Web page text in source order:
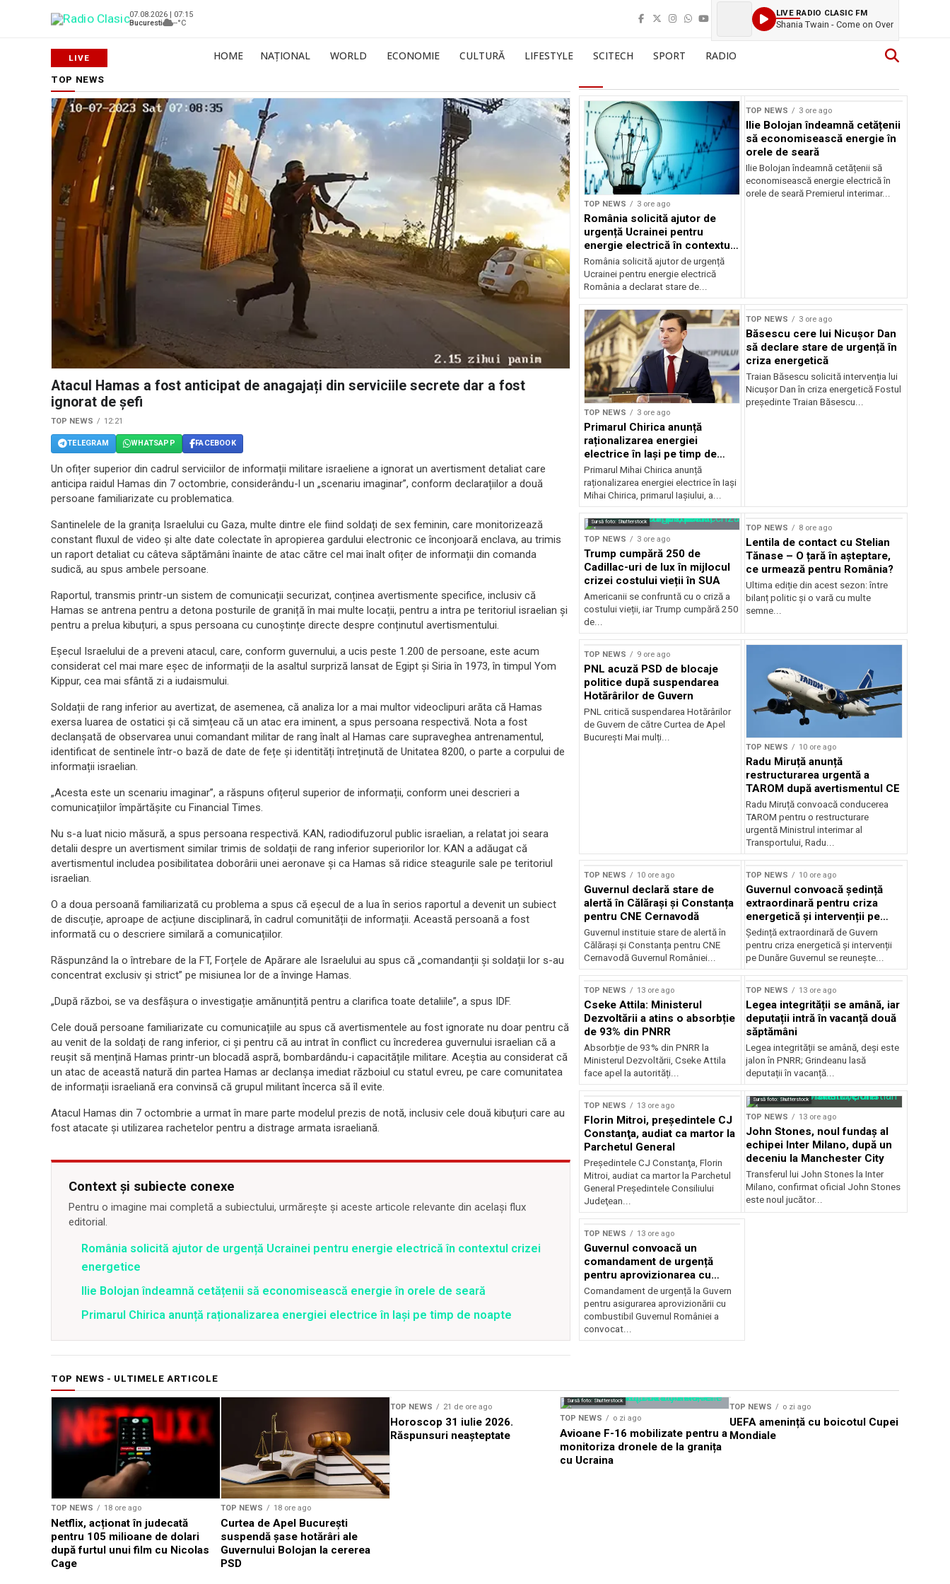
07.08.2026 | 07:15
Bucuresti
--°C
LIVE RADIO CLASIC FM
Shania Twain - Come on Over
HOME NAȚIONAL WORLD ECONOMIE CULTURĂ LIFESTYLE SCITECH SPORT RADIO
TOP NEWS
Atacul Hamas a fost anticipat de anagajați din serviciile secrete dar a fost
ignorat de șefi
TOP NEWS 12:21
TELEGRAM WHATSAPP FACEBOOK
Un ofițer superior din cadrul serviciilor de informații militare israeliene a ignorat un avertisment detaliat care
anticipa raidul Hamas din 7 octombrie, considerându-l un „scenariu imaginar”, conform declarațiilor a două
persoane familiarizate cu problematica.
Santinelele de la granița Israelului cu Gaza, multe dintre ele fiind soldați de sex feminin, care monitorizează
constant fluxul de video și alte date colectate în apropierea gardului electronic ce înconjoară enclava, au trimis
un raport detaliat cu câteva săptămâni înainte de atac către cel mai înalt ofițer de informații din comanda
sudică, au spus ambele persoane.
Raportul, transmis printr-un sistem de comunicații securizat, conținea avertismente specifice, inclusiv că
Hamas se antrena pentru a detona posturile de graniță în mai multe locații, pentru a intra pe teritoriul israelian și
pentru a prelua kibuțuri, a spus persoana cu cunoștințe directe despre conținutul avertismentului.
Eșecul Israelului de a preveni atacul, care, conform guvernului, a ucis peste 1.200 de persoane, este acum
considerat cel mai mare eșec de informații de la asaltul surpriză lansat de Egipt și Siria în 1973, în timpul Yom
Kippur, cea mai sfântă zi a iudaismului.
Soldații de rang inferior au avertizat, de asemenea, că analiza lor a mai multor videoclipuri arăta că Hamas
exersa luarea de ostatici și că simțeau că un atac era iminent, a spus persoana respectivă. Nota a fost
declanșată de observarea unui comandant militar de rang înalt al Hamas care supraveghea antrenamentul,
identificat de sentinele într-o bază de date de fețe și identități întreținută de Unitatea 8200, o parte a corpului de
informații israelian.
„Acesta este un scenariu imaginar”, a răspuns ofițerul superior de informații, conform unei descrieri a
comunicațiilor împărtășite cu Financial Times.
Nu s-a luat nicio măsură, a spus persoana respectivă. KAN, radiodifuzorul public israelian, a relatat joi seara
detalii despre un avertisment similar trimis de soldații de rang inferior superiorilor lor. KAN a adăugat că
avertismentul includea posibilitatea doborârii unei aeronave și ca Hamas să ridice steagurile sale pe teritoriul
israelian.
O a doua persoană familiarizată cu problema a spus că eșecul de a lua în serios raportul a devenit un subiect
de discuție, aproape de acțiune disciplinară, în cadrul comunității de informații. Această persoană a fost
informată cu o descriere similară a comunicațiilor.
Răspunzând la o întrebare de la FT, Forțele de Apărare ale Israelului au spus că „comandanții și soldații lor s-au
concentrat exclusiv și strict” pe misiunea lor de a învinge Hamas.
„După război, se va desfășura o investigație amănunțită pentru a clarifica toate detaliile”, a spus IDF.
Cele două persoane familiarizate cu comunicațiile au spus că avertismentele au fost ignorate nu doar pentru că
au venit de la soldați de rang inferior, ci și pentru că au intrat în conflict cu încrederea guvernului israelian că a
reușit să mențină Hamas printr-un blocadă aspră, bombardându-i capacitățile militare. Aceștia au considerat că
un atac de această natură din partea Hamas ar declanșa imediat războiul cu statul evreu, pe care comunitatea
de informații israeliană era convinsă că grupul militant încerca să îl evite.
Atacul Hamas din 7 octombrie a urmat în mare parte modelul prezis de notă, inclusiv cele două kibuțuri care au
fost atacate și utilizarea rachetelor pentru a distrage armata israeliană.
Context și subiecte conexe
Pentru o imagine mai completă a subiectului, urmărește și aceste articole relevante din același flux
editorial.
România solicită ajutor de urgență Ucrainei pentru energie electrică în contextul crizei
energetice
Ilie Bolojan îndeamnă cetățenii să economisească energie în orele de seară
Primarul Chirica anunță raționalizarea energiei electrice în Iași pe timp de noapte
TOP NEWS 3 ore ago
România solicită ajutor de
urgență Ucrainei pentru
energie electrică în contextul
crizei energetice
România solicită ajutor de urgență
Ucrainei pentru energie electrică
România a declarat stare de...
TOP NEWS 3 ore ago
Ilie Bolojan îndeamnă cetățenii
să economisească energie în
orele de seară
Ilie Bolojan îndeamnă cetățenii să
economisească energie electrică în
orele de seară Premierul interimar...
TOP NEWS 3 ore ago
Primarul Chirica anunță
raționalizarea energiei
electrice în Iași pe timp de
noapte
Primarul Mihai Chirica anunță
raționalizarea energiei electrice în Iași
Mihai Chirica, primarul Iașiului, a...
TOP NEWS 3 ore ago
Băsescu cere lui Nicușor Dan
să declare stare de urgență în
criza energetică
Traian Băsescu solicită intervenția lui
Nicușor Dan în criza energetică Fostul
președinte Traian Băsescu...
Sursă foto: Shutterstock
TOP NEWS 3 ore ago
Trump cumpără 250 de
Cadillac-uri de lux în mijlocul
crizei costului vieții în SUA
Americanii se confruntă cu o criză a
costului vieții, iar Trump cumpără 250
de...
TOP NEWS 8 ore ago
Lentila de contact cu Stelian
Tănase – O țară în așteptare,
ce urmează pentru România?
Ultima ediție din acest sezon: între
bilanț politic și o vară cu multe
semne...
TOP NEWS 9 ore ago
PNL acuză PSD de blocaje
politice după suspendarea
Hotărârilor de Guvern
PNL critică suspendarea Hotărârilor
de Guvern de către Curtea de Apel
București Mai mulți...
TOP NEWS 10 ore ago
Radu Miruță anunță
restructurarea urgentă a
TAROM după avertismentul CE
Radu Miruță convoacă conducerea
TAROM pentru o restructurare
urgentă Ministrul interimar al
Transportului, Radu...
TOP NEWS 10 ore ago
Guvernul declară stare de
alertă în Călărași și Constanța
pentru CNE Cernavodă
Guvernul instituie stare de alertă în
Călărași și Constanța pentru CNE
Cernavodă Guvernul României...
TOP NEWS 10 ore ago
Guvernul convoacă ședință
extraordinară pentru criza
energetică și intervenții pe
Dunăre
Ședință extraordinară de Guvern
pentru criza energetică și intervenții
pe Dunăre Guvernul se reunește...
TOP NEWS 13 ore ago
Cseke Attila: Ministerul
Dezvoltării a atins o absorbție
de 93% din PNRR
Absorbție de 93% din PNRR la
Ministerul Dezvoltării, Cseke Attila
face apel la autorități...
TOP NEWS 13 ore ago
Legea integrității se amână, iar
deputații intră în vacanță două
săptămâni
Legea integrității se amână, deși este
jalon în PNRR; Grindeanu lasă
deputații în vacanță...
TOP NEWS 13 ore ago
Florin Mitroi, preşedintele CJ
Constanţa, audiat ca martor la
Parchetul General
Preşedintele CJ Constanţa, Florin
Mitroi, audiat ca martor la Parchetul
General Preşedintele Consiliului
Judeţean...
Sursă foto: Shutterstock
TOP NEWS 13 ore ago
John Stones, noul fundaș al
echipei Inter Milano, după un
deceniu la Manchester City
Transferul lui John Stones la Inter
Milano, confirmat oficial John Stones
este noul jucător...
TOP NEWS 13 ore ago
Guvernul convoacă un
comandament de urgență
pentru aprovizionarea cu
combustibil
Comandament de urgență la Guvern
pentru asigurarea aprovizionării cu
combustibil Guvernul României a
convocat...
TOP NEWS - ULTIMELE ARTICOLE
TOP NEWS 18 ore ago
Netflix, acționat în judecată
pentru 105 milioane de dolari
după furtul unui film cu Nicolas
Cage
TOP NEWS 18 ore ago
Curtea de Apel București
suspendă șase hotărâri ale
Guvernului Bolojan la cererea
PSD
TOP NEWS 21 de ore ago
Horoscop 31 iulie 2026.
Răspunsuri neașteptate
Sursă foto: Shutterstock
TOP NEWS o zi ago
Avioane F-16 mobilizate pentru a
monitoriza dronele de la granița
cu Ucraina
TOP NEWS o zi ago
UEFA amenință cu boicotul Cupei
Mondiale